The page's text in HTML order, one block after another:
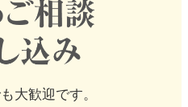
大歓迎です。